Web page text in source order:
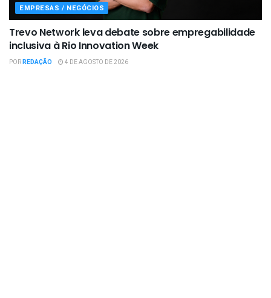
EMPRESAS / NEGÓCIOS
Trevo Network leva debate sobre empregabilidade
inclusiva à Rio Innovation Week
PORREDAÇÃO 4 DE AGOSTO DE 2026